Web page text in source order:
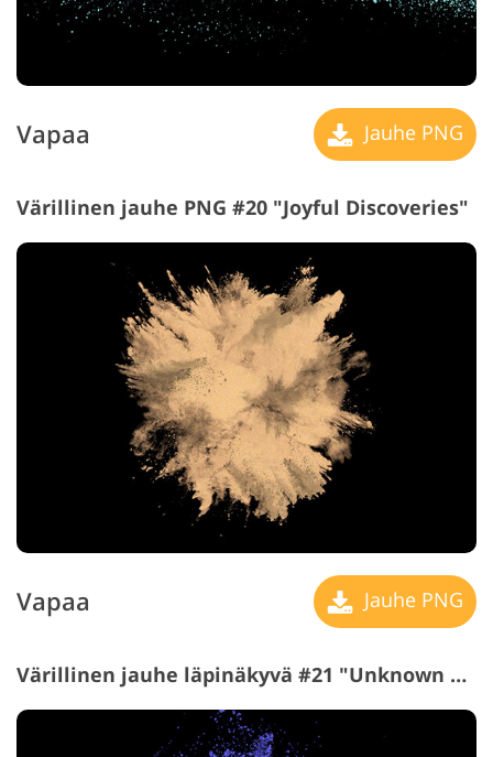
Vapaa Jauhe PNG
Värillinen jauhe PNG #20 "Joyful Discoveries"
Vapaa Jauhe PNG
Värillinen jauhe läpinäkyvä #21 "Unknown Oceans"